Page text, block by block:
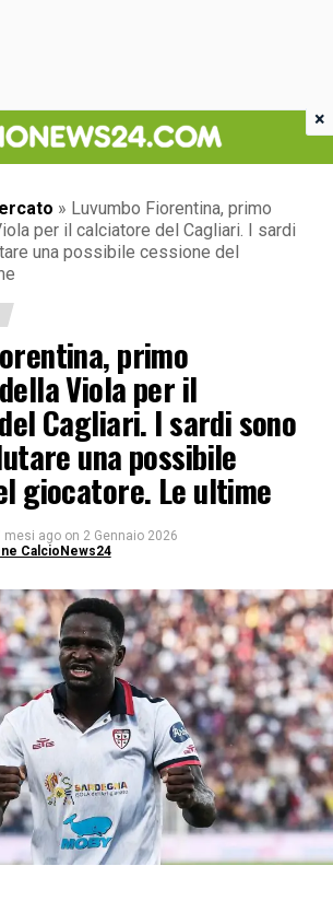
» Luvumbo Fiorentina, primo
per il calciatore del Cagliari. I sardi
una possibile cessione del
primo
Viola per il
Cagliari. I sardi sono
una possibile
giocatore. Le ultime
mesi ago on 2 Gennaio 2026
CalcioNews24
×